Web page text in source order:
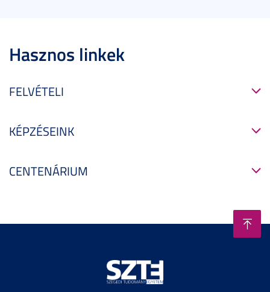
Hasznos linkek
FELVÉTELI
KÉPZÉSEINK
CENTENÁRIUM